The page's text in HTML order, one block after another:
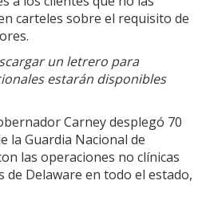
carteles sobre el requisito de
un letrero para
estarán disponibles
Carney desplegó 70
la Guardia Nacional de
las operaciones no clínicas
Delaware en todo el estado,